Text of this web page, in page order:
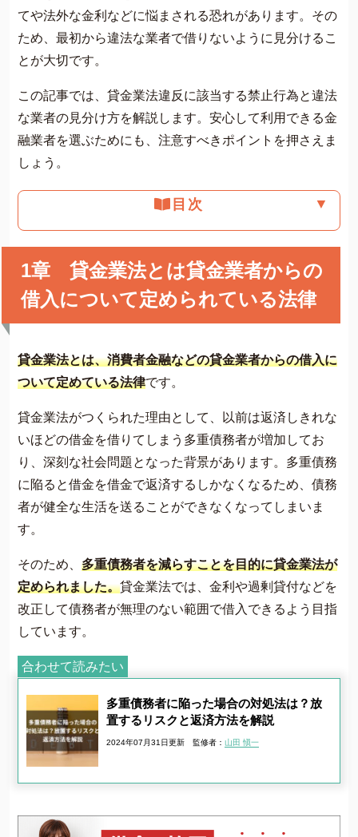
てや法外な金利などに悩まされる恐れがあります。その
ため、最初から違法な業者で借りないように見分けるこ
とが大切です。
この記事では、貸金業法違反に該当する禁止行為と違法
な業者の見分け方を解説します。安心して利用できる金
融業者を選ぶためにも、注意すべきポイントを押さえま
しょう。
目次 ▼
1章 貸金業法とは貸金業者からの
借入について定められている法律
貸金業法とは、消費者金融などの貸金業者からの借入に
ついて定めている法律です。
貸金業法がつくられた理由として、以前は返済しきれな
いほどの借金を借りてしまう多重債務者が増加してお
り、深刻な社会問題となった背景があります。多重債務
に陥ると借金を借金で返済するしかなくなるため、債務
者が健全な生活を送ることができなくなってしまいま
す。
そのため、 多重債務者を減らすことを目的に貸金業法が
定められました。貸金業法では、金利や過剰貸付などを
改正して債務者が無理のない範囲で借入できるよう目指
しています。
合わせて読みたい
多重債務者に陥った場合の対処法は？放
置するリスクと返済方法を解説
2024年07月31日更新 監修者： 山田 愼一